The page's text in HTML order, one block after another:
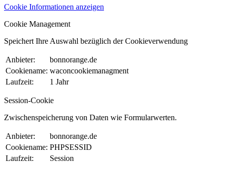
Cookie Informationen anzeigen
Cookie Management
Speichert Ihre Auswahl bezüglich der Cookieverwendung
Anbieter:
bonnorange.de
Cookiename: waconcookiemanagment
Laufzeit:
1 Jahr
Session-Cookie
Zwischenspeicherung von Daten wie Formularwerten.
Anbieter:
bonnorange.de
Cookiename: PHPSESSID
Laufzeit:
Session